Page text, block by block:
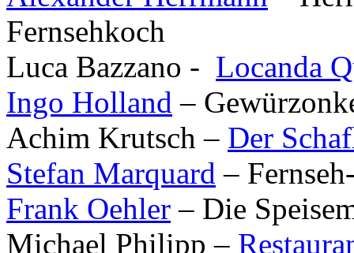
Fernsehkoch
Luca Bazzano - Locanda
Ingo Holland –
Achim Krutsch – Der
Stefan Marquard –
Frank Oehler – Die
Michael Philipp –